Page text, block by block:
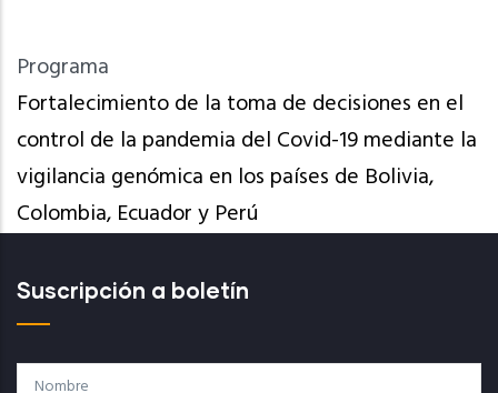
Programa
Fortalecimiento de la toma de decisiones en el
control de la pandemia del Covid-19 mediante la
vigilancia genómica en los países de Bolivia,
Colombia, Ecuador y Perú
Suscripción a boletín
Nombre